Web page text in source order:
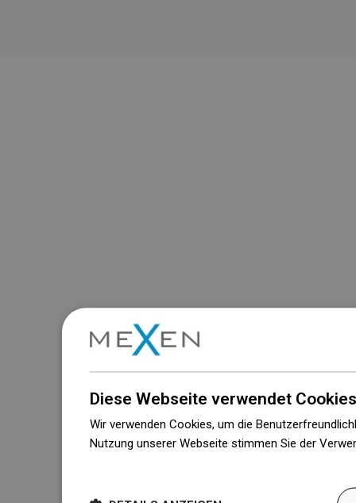
Diese Webseite verwendet
Wir verwenden Cookies, um die
Nutzung unserer Webseite stimmen Sie der